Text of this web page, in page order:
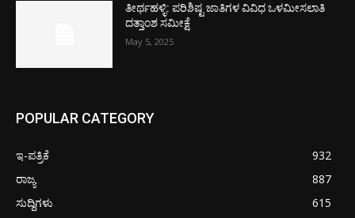
ತೀರ್ಥಹಳ್ಳಿ: ಪರಿಶಿಷ್ಟ ಜಾತಿಗಳ ವಿವಿಧ ಒಳಮೀಸಲಾತಿ
ದತ್ತಾಂಶ ಸಮೀಕ್ಷೆ
May 5, 2025
POPULAR CATEGORY
ಇ-ಪತ್ರಿಕೆ
932
ರಾಜ್ಯ
887
ಸುದ್ದಿಗಳು
615